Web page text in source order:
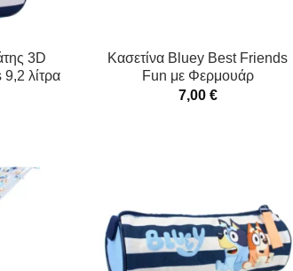
3D
λίτρα
Κασετίνα Bluey Best Friends
Fun με Φερμουάρ
7,00 €